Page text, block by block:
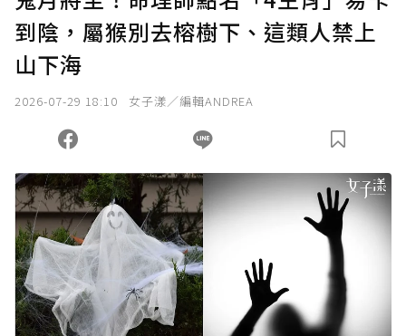
到陰，屬猴別去榕樹下、這類人禁上
山下海
2026-07-29 18:10 女子漾／編輯ANDREA